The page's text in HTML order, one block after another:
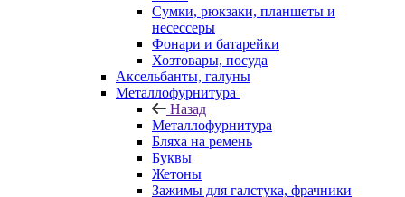
Сумки, рюкзаки, планшеты и
несессеры
Фонари и батарейки
Хозтовары, посуда
Аксельбанты, галуны
Металлофурнитура
Назад
Металлофурнитура
Бляха на ремень
Буквы
Жетоны
Зажимы для галстука, фрачники